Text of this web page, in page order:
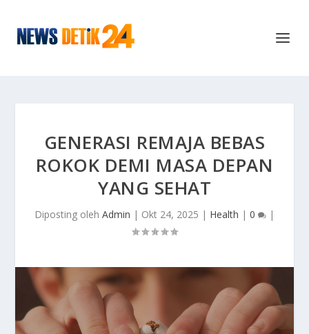
GENERASI REMAJA BEBAS
ROKOK DEMI MASA DEPAN
YANG SEHAT
Diposting oleh Admin | Okt 24, 2025 | Health | 0 |